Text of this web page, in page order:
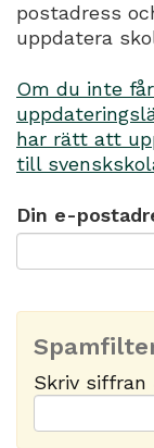
postadress
uppdatera
Om du inte
har rätt att
till
Din e-
Skriv siffran